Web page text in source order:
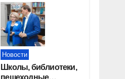
сертификаты на
приобретение
автомобилей
Новости
Школы, библиотеки,
пешеходные